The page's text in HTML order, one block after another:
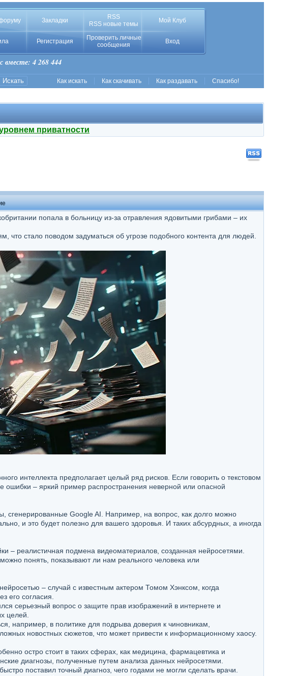
Закладки
RSS
RSS новые темы
Мой Клуб
Регистрация
Проверить личные
сообщения
Вход
вместе: 4 268 444
Как искать Как скачивать Как раздавать Спасибо!
приватности
попала в больницу из-за отравления ядовитыми грибами – их
стало поводом задуматься об угрозе подобного контента для людей.
интеллекта предполагает целый ряд рисков. Если говорить о текстовом
ошибки – яркий пример распространения неверной или опасной
сгенерированные Google AI. Например, на вопрос, как долго можно
и это будет полезно для вашего здоровья. И таких абсурдных, а иногда
– реалистичная подмена видеоматериалов, созданная нейросетями.
понять, показывают ли нам реального человека или
– случай с известным актером Томом Хэнксом, когда
его согласия.
серьезный вопрос о защите прав изображений в интернете и
целей.
например, в политике для подрыва доверия к чиновникам,
новостных сюжетов, что может привести к информационному хаосу.
остро стоит в таких сферах, как медицина, фармацевтика и
диагнозы, полученные путем анализа данных нейросетями.
поставил точный диагноз, чего годами не могли сделать врачи.